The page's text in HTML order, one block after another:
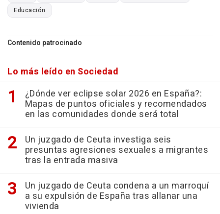
Educación
Contenido patrocinado
Lo más leído en Sociedad
¿Dónde ver eclipse solar 2026 en España?:
Mapas de puntos oficiales y recomendados
en las comunidades donde será total
Un juzgado de Ceuta investiga seis
presuntas agresiones sexuales a migrantes
tras la entrada masiva
Un juzgado de Ceuta condena a un marroquí
a su expulsión de España tras allanar una
vivienda